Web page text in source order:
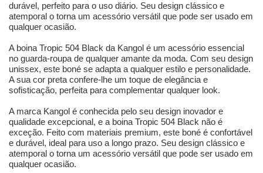
durável, perfeito para o uso diário. Seu design clássico e
atemporal o torna um acessório versátil que pode ser usado em
qualquer ocasião.
A boina Tropic 504 Black da Kangol é um acessório essencial
no guarda-roupa de qualquer amante da moda. Com seu design
unissex, este boné se adapta a qualquer estilo e personalidade.
A sua cor preta confere-lhe um toque de elegância e
sofisticação, perfeita para complementar qualquer look.
A marca Kangol é conhecida pelo seu design inovador e
qualidade excepcional, e a boina Tropic 504 Black não é
exceção. Feito com materiais premium, este boné é confortável
e durável, ideal para uso a longo prazo. Seu design clássico e
atemporal o torna um acessório versátil que pode ser usado em
qualquer ocasião.